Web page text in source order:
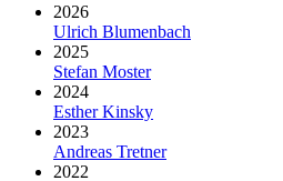
2026
Ulrich Blumenbach
2025
Stefan Moster
2024
Esther Kinsky
2023
Andreas Tretner
2022